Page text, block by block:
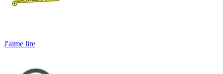
J'aime lire